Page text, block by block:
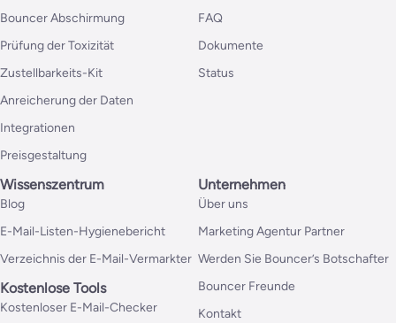
Bouncer Abschirmung
Prüfung der Toxizität
Zustellbarkeits-Kit
Anreicherung der Daten
Integrationen
Preisgestaltung
FAQ
Dokumente
Status
Wissenszentrum
Blog
E-Mail-Listen-Hygienebericht
Verzeichnis der E-Mail-Vermarkter
Kostenlose Tools
Kostenloser E-Mail-Checker
Unternehmen
Über uns
Marketing Agentur Partner
Werden Sie Bouncer’s Botschafter
Bouncer Freunde
Kontakt